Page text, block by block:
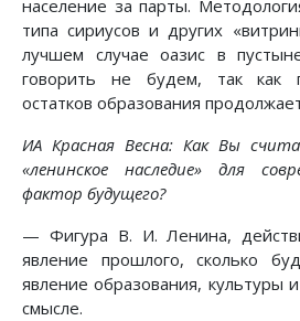
население за парты.
типа сириусов и других
лучшем случае оазис в
говорить не будем, так как
остатков образования
ИА Красная Весна: Как Вы
«ленинское наследие» для
фактор будущего?
— Фигура В. И. Ленина,
явление прошлого, сколько
явление образования, культуры
смысле.